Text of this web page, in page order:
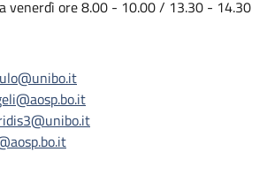
venerdì ore 8.00 - 10.00 / 13.30 - 14.30